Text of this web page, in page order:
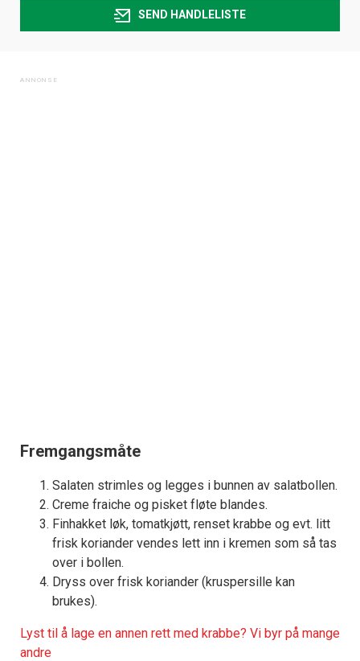
SEND HANDLELISTE
Fremgangsmåte
Salaten strimles og legges i bunnen av salatbollen.
Creme fraiche og pisket fløte blandes.
Finhakket løk, tomatkjøtt, renset krabbe og evt. litt
frisk koriander vendes lett inn i kremen som så tas
over i bollen.
Dryss over frisk koriander (kruspersille kan
brukes).
Lyst til å lage en annen rett med krabbe? Vi byr på mange
andre